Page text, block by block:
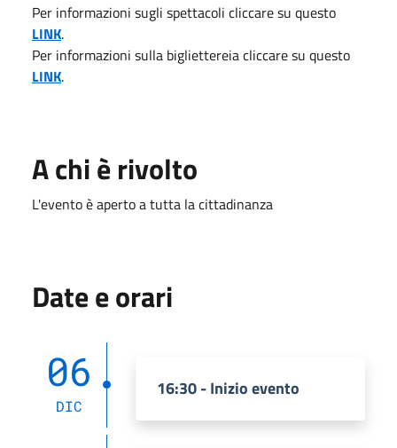
Per informazioni sugli spettacoli cliccare su questo
LINK.
Per informazioni sulla bigliettereia cliccare su questo
LINK.
A chi è rivolto
L'evento è aperto a tutta la cittadinanza
Date e orari
06
DIC
16:30 - Inizio evento